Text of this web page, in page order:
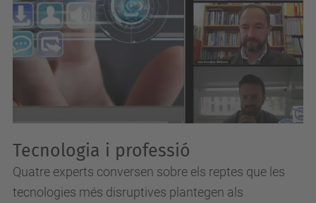
Tecnologia i professió
Quatre experts conversen sobre els reptes que les
tecnologies més disruptives plantegen als